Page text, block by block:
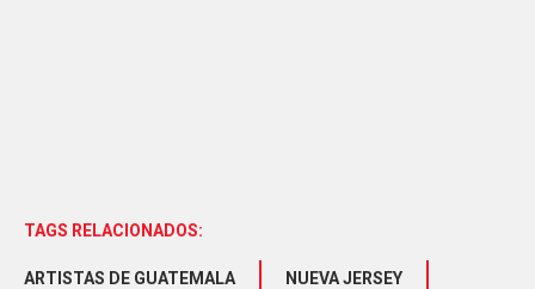
TAGS RELACIONADOS:
ARTISTAS DE GUATEMALA
NUEVA JERSEY